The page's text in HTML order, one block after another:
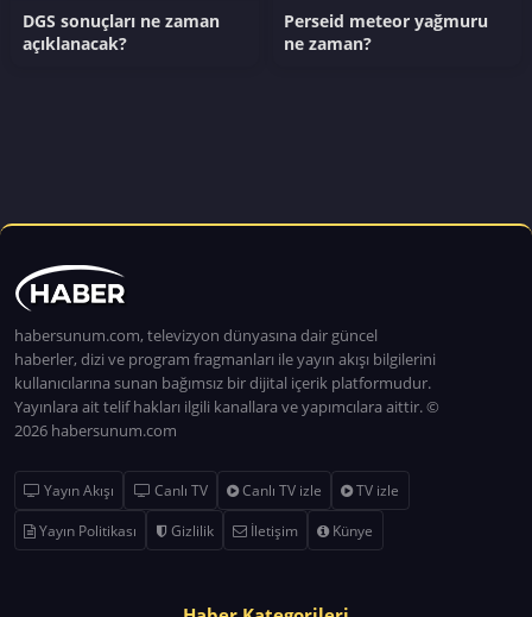
DGS sonuçları ne zaman
açıklanacak?
Perseid meteor yağmuru
ne zaman?
habersunum.com, televizyon dünyasına dair güncel
haberler, dizi ve program fragmanları ile yayın akışı bilgilerini
kullanıcılarına sunan bağımsız bir dijital içerik platformudur.
Yayınlara ait telif hakları ilgili kanallara ve yapımcılara aittir. ©
2026 habersunum.com
Yayın Akışı Canlı TV Canlı TV izle
TV izle
Yayın Politikası
Gizlilik İletişim Künye